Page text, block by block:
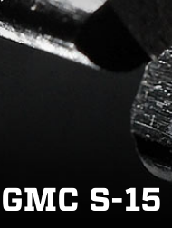
GMC S-